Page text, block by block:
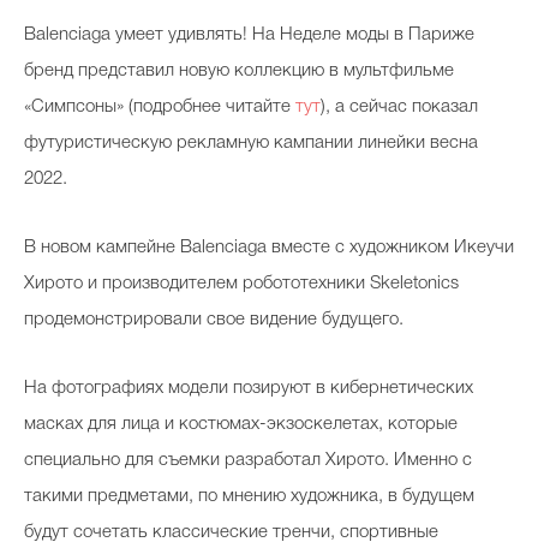
Balenciaga умеет удивлять! На Неделе моды в Париже
бренд представил новую коллекцию в мультфильме
«Симпсоны» (подробнее читайте тут), а сейчас показал
футуристическую рекламную кампании линейки весна
2022.
В новом кампейне Balenciaga вместе с художником Икеучи
Хирото и производителем робототехники Skeletonics
продемонстрировали свое видение будущего.
На фотографиях модели позируют в кибернетических
масках для лица и костюмах-экзоскелетах, которые
специально для съемки разработал Хирото. Именно с
такими предметами, по мнению художника, в будущем
будут сочетать классические тренчи, спортивные